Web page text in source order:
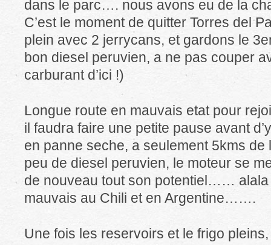
dans le parc…. nous avons eu de la
C’est le moment de quitter Torres del
plein avec 2 jerrycans, et gardons le
bon diesel peruvien, a ne pas couper
carburant d’ici !)
Longue route en mauvais etat pour
il faudra faire une petite pause avant
en panne seche, a seulement 5kms de
peu de diesel peruvien, le moteur se
de nouveau tout son potentiel…… alala
mauvais au Chili et en Argentine…….
Une fois les reservoirs et le frigo